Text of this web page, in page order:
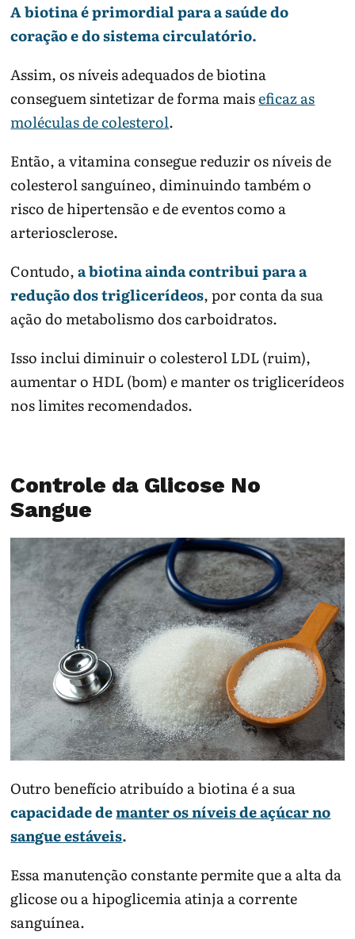
A biotina é primordial para a saúde do
coração e do sistema circulatório.
Assim, os níveis adequados de biotina
conseguem sintetizar de forma maiseficaz as
moléculas de colesterol.
Então, a vitamina consegue reduzir os níveis de
colesterol sanguíneo, diminuindo também o
risco de hipertensão e de eventos como a
arteriosclerose.
Contudo,a biotina ainda contribui para a
redução dos triglicerídeos, por conta da sua
ação do metabolismo dos carboidratos.
Isso inclui diminuir o colesterol LDL (ruim),
aumentar o HDL (bom) e manter os triglicerídeos
nos limites recomendados.
Controle da Glicose No
Sangue
Outro benefício atribuído a biotina é a sua
capacidade demanter os níveis de açúcar no
sangue estáveis.
Essa manutenção constante permite que a alta da
glicose ou a hipoglicemia atinja a corrente
sanguínea.